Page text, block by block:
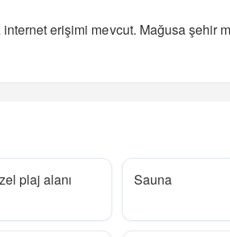
erişimi mevcut. Mağusa şehir
plaj alanı Sauna